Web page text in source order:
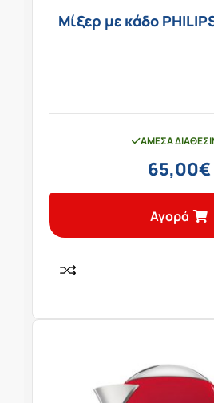
Μίξερ με κάδο
ΆΜΕΣΑ
65,00€
Αγορά